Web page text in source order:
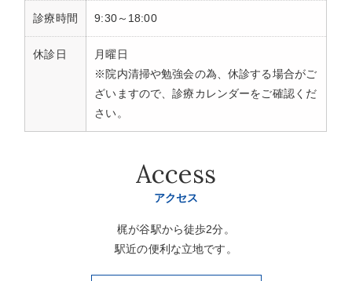
診療時間 9:30～18:00
休診日
月曜日
※院内清掃や勉強会の為、休診する場合がご
ざいますので、診療カレンダーをご確認くだ
さい。
Access
アクセス
梶が谷駅から徒歩2分。
駅近の便利な立地です。